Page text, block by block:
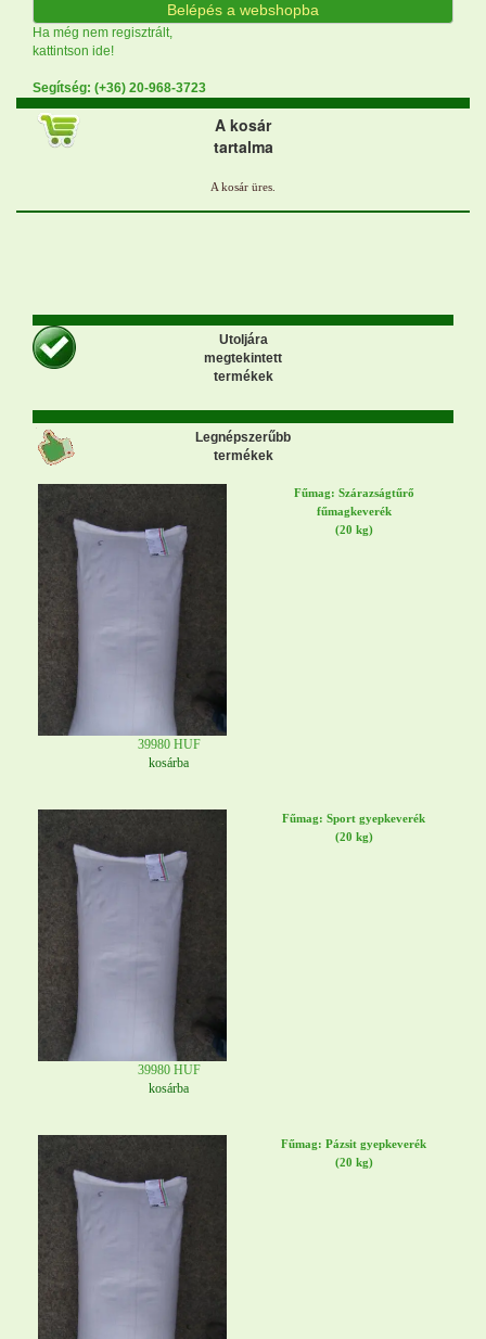
Belépés a webshopba
Ha még nem regisztrált,
kattintson ide!
Segítség: (+36) 20-968-3723
A kosár
tartalma
Utoljára
megtekintett
termékek
Legnépszerűbb
termékek
Fűmag: Szárazságtűrő
fűmagkeverék
(20 kg)
39980 HUF
kosárba
Fűmag: Sport gyepkeverék
(20 kg)
39980 HUF
kosárba
Fűmag: Pázsit gyepkeverék
(20 kg)